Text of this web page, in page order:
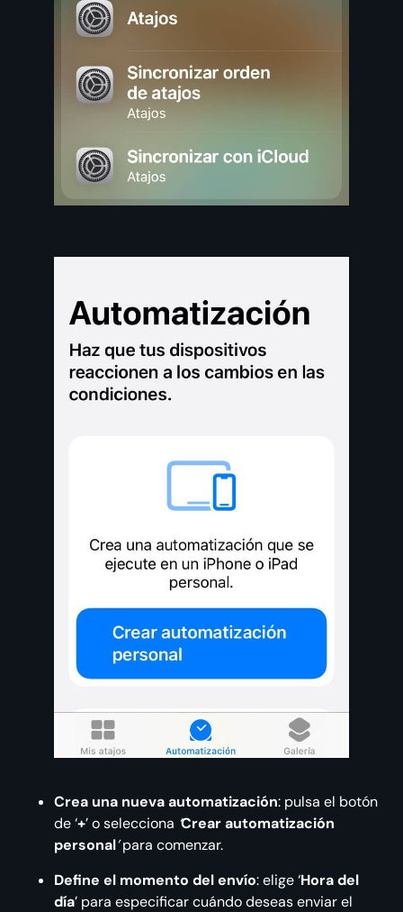
Crea una nueva automatización: pulsa el botón
de ‘+’ o selecciona ‘Crear automatización
personal’para comenzar.
Define el momento del envío: elige ‘Hora del
día’ para especificar cuándo deseas enviar el